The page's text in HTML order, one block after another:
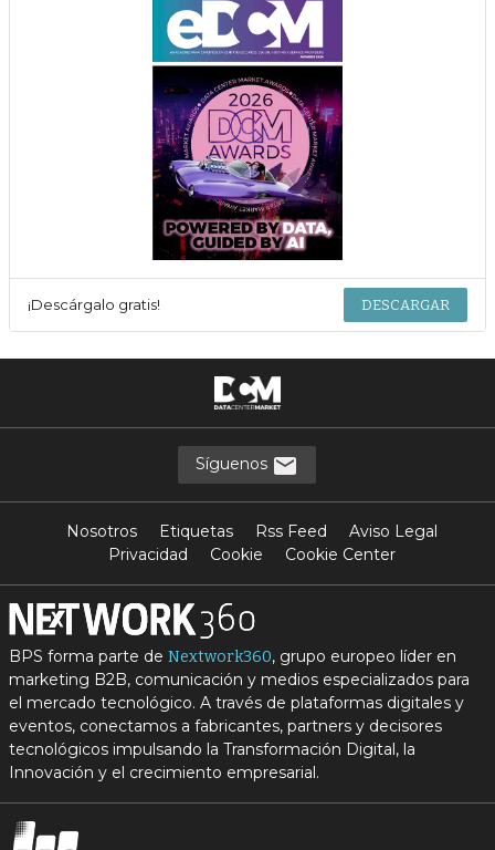
¡Descárgalo gratis! DESCARGAR
Síguenos
Nosotros Etiquetas Rss Feed
Aviso Legal
Privacidad
Cookie Cookie Center
BPS forma parte de Nextwork360, grupo europeo líder en
marketing B2B, comunicación y medios especializados para
el mercado tecnológico. A través de plataformas digitales y
eventos, conectamos a fabricantes, partners y decisores
tecnológicos impulsando la Transformación Digital, la
Innovación y el crecimiento empresarial.